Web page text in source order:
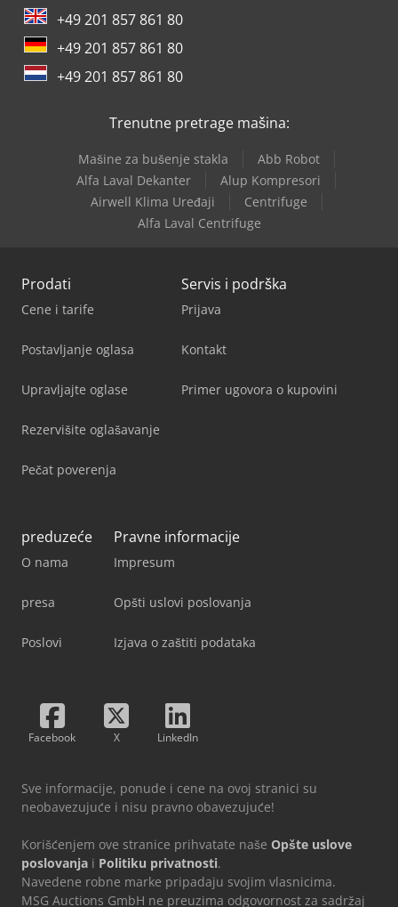
+49 201 857 861 80
+49 201 857 861 80
+49 201 857 861 80
Trenutne pretrage mašina:
Mašine za bušenje stakla
Abb Robot
Alfa Laval Dekanter
Alup Kompresori
Airwell Klima Uređaji
Centrifuge
Alfa Laval Centrifuge
Prodati
Cene i tarife
Postavljanje oglasa
Upravljajte oglase
Rezervišite oglašavanje
Pečat poverenja
Servis i podrška
Prijava
Kontakt
Primer ugovora o kupovini
preduzeće
O nama
presa
Poslovi
Pravne informacije
Impresum
Opšti uslovi poslovanja
Izjava o zaštiti podataka
Facebook X LinkedIn
Sve informacije, ponude i cene na ovoj stranici su
neobavezujuće i nisu pravno obavezujuće!
Korišćenjem ove stranice prihvatate naše Opšte uslove
poslovanja i Politiku privatnosti.
Navedene robne marke pripadaju svojim vlasnicima.
MSG Auctions GmbH ne preuzima odgovornost za sadržaj